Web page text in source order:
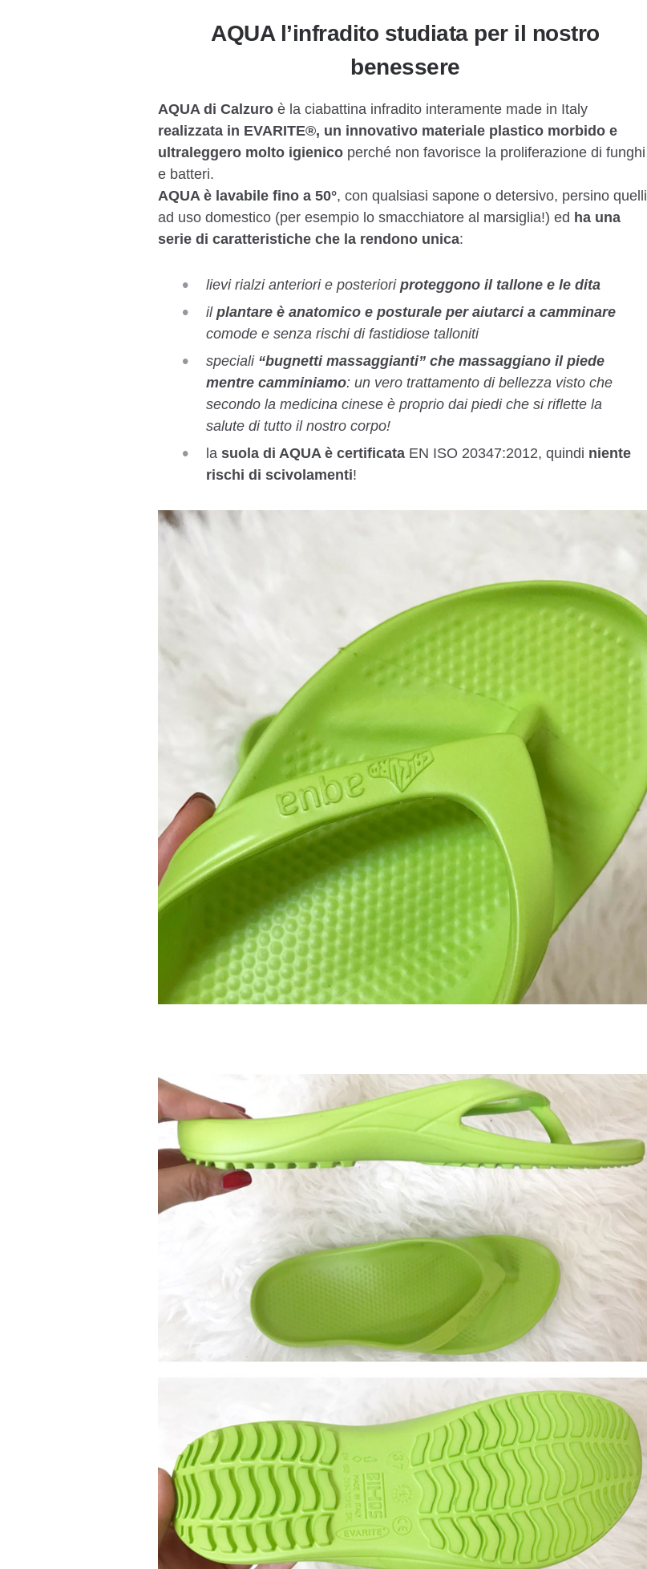
AQUA l’infradito studiata per il nostro
benessere
AQUA di Calzuro è la ciabattina infradito interamente made in Italy
realizzata in EVARITE®, un innovativo materiale plastico morbido e
ultraleggero molto igienico perché non favorisce la proliferazione di funghi
e batteri.
AQUA è lavabile fino a 50°, con qualsiasi sapone o detersivo, persino quelli
ad uso domestico (per esempio lo smacchiatore al marsiglia!) ed ha una
serie di caratteristiche che la rendono unica:
lievi rialzi anteriori e posteriori proteggono il tallone e le dita
il plantare è anatomico e posturale per aiutarci a camminare
comode e senza rischi di fastidiose talloniti
speciali “bugnetti massaggianti” che massaggiano il piede
mentre camminiamo: un vero trattamento di bellezza visto che
secondo la medicina cinese è proprio dai piedi che si riflette la
salute di tutto il nostro corpo!
la suola di AQUA è certificata EN ISO 20347:2012, quindi niente
rischi di scivolamenti!